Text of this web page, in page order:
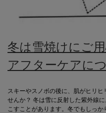
冬は雪焼けにご
アフターケアに
スキーやスノボの後に、肌がヒリ
せんか？ 冬は雪に反射した紫外線
こすことがあります。冬でもしっ